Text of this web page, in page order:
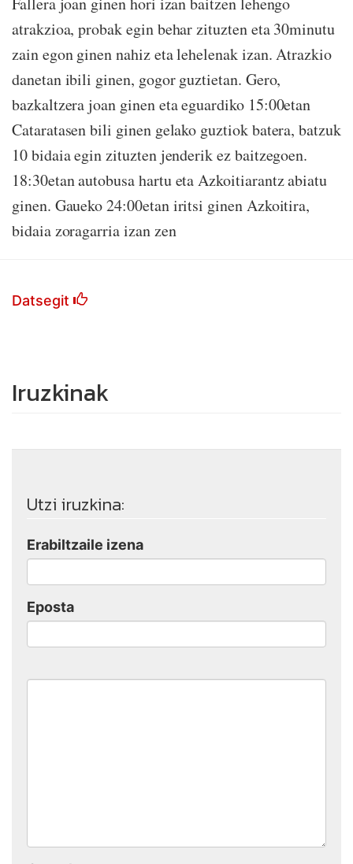
atrakzioa, probak egin behar zituzten eta 30minutu
zain egon ginen nahiz eta lehelenak izan. Atrazkio
danetan ibili ginen, gogor guztietan. Gero,
bazkaltzera joan ginen eta eguardiko 15:00etan
Cataratasen bili ginen gelako guztiok batera, batzuk
10 bidaia egin zituzten jenderik ez baitzegoen.
18:30etan autobusa hartu eta Azkoitiarantz abiatu
ginen. Gaueko 24:00etan iritsi ginen Azkoitira,
bidaia zoragarria izan zen
Datsegit
Iruzkinak
Utzi iruzkina:
Erabiltzaile izena
Eposta